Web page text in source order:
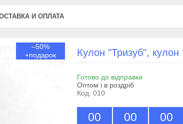
И ОПЛАТА
–50%
Кулон "Тризуб", кулон
Готово до відправки
Оптом і в роздріб
Код: 010
00 00 00